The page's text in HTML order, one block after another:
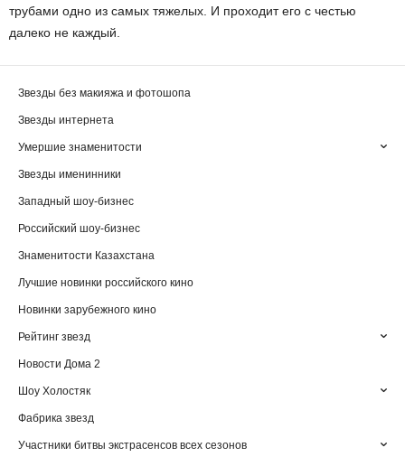
трубами одно из самых тяжелых. И проходит его с честью
далеко не каждый.
Звезды без макияжа и фотошопа
Звезды интернета
Умершие знаменитости
Звезды именинники
Западный шоу-бизнес
Российский шоу-бизнес
Знаменитости Казахстана
Лучшие новинки российского кино
Новинки зарубежного кино
Рейтинг звезд
Новости Дома 2
Шоу Холостяк
Фабрика звезд
Участники битвы экстрасенсов всех сезонов